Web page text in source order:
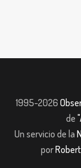
1995-2026
de
Un servicio de la
por